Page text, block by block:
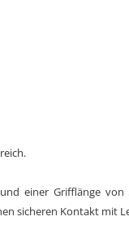
einer Grifflänge
sicheren Kontakt mit